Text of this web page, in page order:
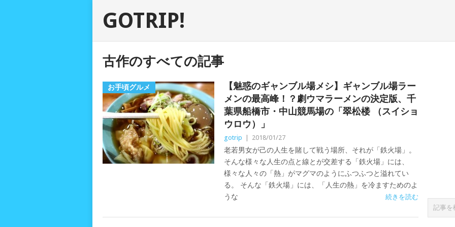
GOTRIP!
古作のすべての記事
お手頃グルメ
【魅惑のギャンブル場メシ】ギャンブル場ラー
メンの最高峰！？劇ウマラーメンの決定版、千
葉県船橋市・中山競馬場の「翠松楼 （スイショ
ウロウ）」
gotrip 2018/01/27
老若男女が己の人生を賭して戦う場所、それが「鉄火場」。
そんな様々な人生の点と線とが交差する「鉄火場」には、
様々な人々の「熱」がマグマのようにふつふつと溢れてい
る。 そんな「鉄火場」には、「人生の熱」を冷ますためのよ
うな
続きを読む